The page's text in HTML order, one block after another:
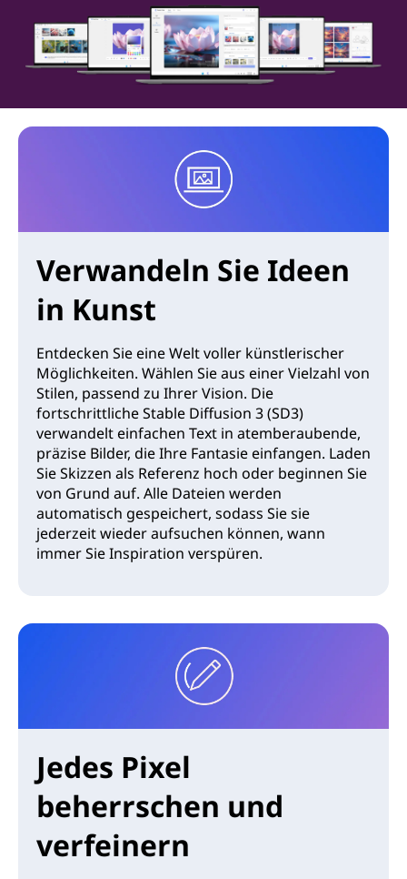
Verwandeln Sie Ideen
in Kunst
Entdecken Sie eine Welt voller künstlerischer
Möglichkeiten. Wählen Sie aus einer Vielzahl von
Stilen, passend zu Ihrer Vision. Die
fortschrittliche Stable Diffusion 3 (SD3)
verwandelt einfachen Text in atemberaubende,
präzise Bilder, die Ihre Fantasie einfangen. Laden
Sie Skizzen als Referenz hoch oder beginnen Sie
von Grund auf. Alle Dateien werden
automatisch gespeichert, sodass Sie sie
jederzeit wieder aufsuchen können, wann
immer Sie Inspiration verspüren.
Jedes Pixel
beherrschen und
verfeinern